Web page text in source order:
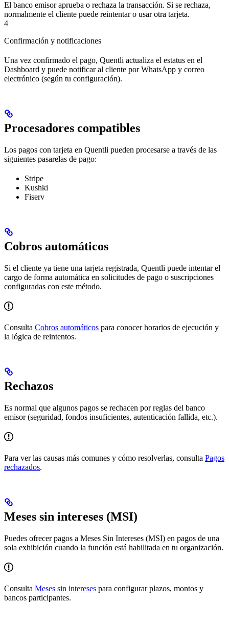
El banco emisor aprueba o rechaza la transacción. Si se rechaza,
normalmente el cliente puede reintentar o usar otra tarjeta.
4
Confirmación y notificaciones
Una vez confirmado el pago, Quentli actualiza el estatus en el
Dashboard y puede notificar al cliente por WhatsApp y correo
electrónico (según tu configuración).
Procesadores compatibles
Los pagos con tarjeta en Quentli pueden procesarse a través de las
siguientes pasarelas de pago:
Stripe
Kushki
Fiserv
Cobros automáticos
Si el cliente ya tiene una tarjeta registrada, Quentli puede intentar el
cargo de forma automática en solicitudes de pago o suscripciones
configuradas con este método.
Consulta Cobros automáticos para conocer horarios de ejecución y
la lógica de reintentos.
Rechazos
Es normal que algunos pagos se rechacen por reglas del banco
emisor (seguridad, fondos insuficientes, autenticación fallida, etc.).
Para ver las causas más comunes y cómo resolverlas, consulta Pagos
rechazados.
Meses sin intereses (MSI)
Puedes ofrecer pagos a Meses Sin Intereses (MSI) en pagos de una
sola exhibición cuando la función está habilitada en tu organización.
Consulta Meses sin intereses para configurar plazos, montos y
bancos participantes.